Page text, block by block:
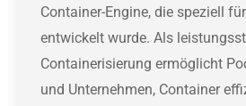
Container-Engine, die speziell
entwickelt wurde. Als
Containerisierung ermöglicht
und Unternehmen, Container